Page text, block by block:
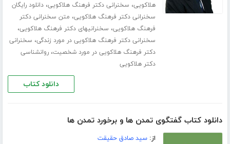
هلاکویی، سخنرانی دکتر فرهنگ هلاکویی،دانلود رایگان
سخنرانی دکتر فرهنگ هلاکویی، متن سخنرانی دکتر
فرهنگ هلاکویی، سخنرانیهای دکتر فرهنگ هلاکویی،
سخنرانی دکتر فرهنگ هلاکویی در مورد زندگی، سخنرانی
دکتر فرهنگ هلاکویی در مورد شخصیت،روانشناسی
دکتر هلاکویی
دانلود کتاب
دانلود کتاب گفتگوى تمدن ها و برخورد تمدن ها
از:سید صادق حقیقت